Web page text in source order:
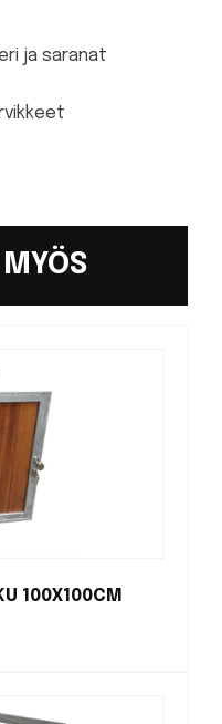
ja saranat
100X100CM